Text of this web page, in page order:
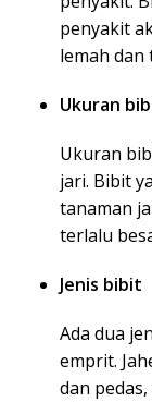
penyakit
lemah
Ukuran
Ukuran
jari. Bibit
tanaman
terlalu
Jenis bibit
Ada dua
emprit.
dan